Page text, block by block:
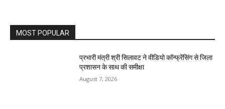
MOST POPULAR
प्रभारी मंत्री श्री सिलावट ने वीडियो कॉन्फ्रेंसिंग से जिला
प्रशासन के साथ की समीक्षा
August 7, 2026